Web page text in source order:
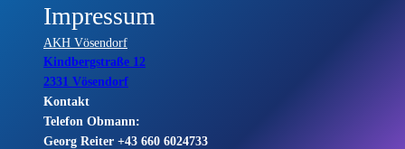
Impressum
AKH Vösendorf
Kindbergstraße 12
2331 Vösendorf
Kontakt
Telefon Obmann:
Georg Reiter +43 660 6024733